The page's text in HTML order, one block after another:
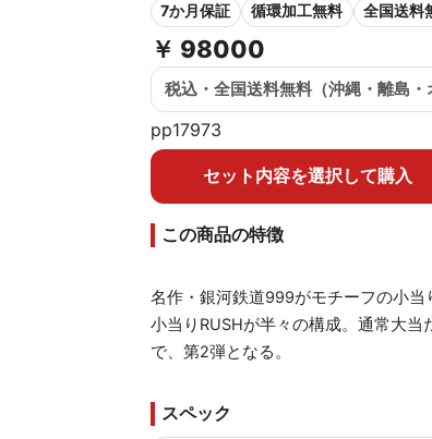
7か月保証 循環加工無料 全国送料
￥ 98000
税込・全国送料無料（沖縄・離島・
pp17973
セット内容を選択して購入
この商品の特徴
名作・銀河鉄道999がモチーフの小
小当りRUSHが半々の構成。通常大
で、第2弾となる。
スペック